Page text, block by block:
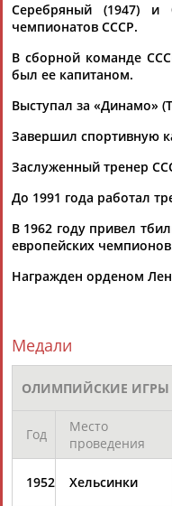
(Проект:Информационное
29.08.2022
Михаил Степанов:
БАСКЕТОЛА
-Отар Коркия.Отар
Коркия, Зураб
этой...
(Проект:Информационное
17.10.2021
ЦЕЛИ ПРОЕКТА
Вопросы сотрудничества и
Адресов в новостной
Серебряный (1947) и
чемпионатов СССР.
В сборной команде
был ее капитаном.
Выступал за «Динамо»
Завершил спортивную
Заслуженный тренер
До 1991 года работал
В 1962 году привел
европейских
Награжден орденом
Медали
ОЛИМПИЙСКИЕ ИГРЫ
Год
Место
проведения
1952 Хельсинки